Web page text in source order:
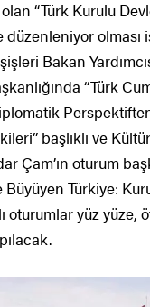
“Türk Kurulu
olması
Bakan
“Türk
başlıklı ve
Çam’ın oturum
Büyüyen Türkiye:
oturumlar yüz yüze,